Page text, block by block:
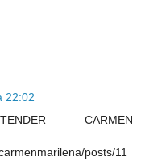
22:02
TENDER CARMEN
posts/11